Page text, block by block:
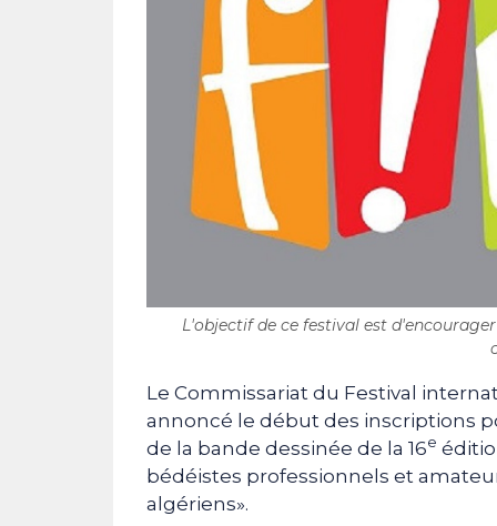
L'objectif de ce festival est
Le Commissariat du Festival
annoncé le début des inscriptions
de la bande dessinée de la 16e
bédéistes professionnels et
algériens».